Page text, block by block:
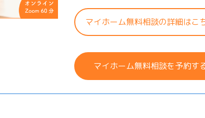
マイホーム無料相談の詳細はこ
マイホーム無料相談を予約す